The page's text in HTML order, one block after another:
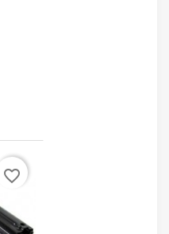
favorite_border